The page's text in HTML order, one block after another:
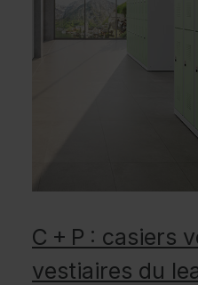
C + P : casiers
vestiaires du